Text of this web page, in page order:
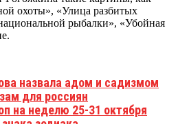
охоты», «Улица разбитых
рыбалки», «Убойная
назвала адом и садизмом
для россиян
на неделю 25-31 октября